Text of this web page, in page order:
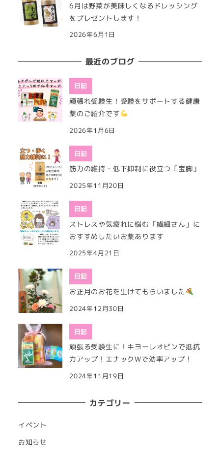
6月は野菜が美味しくなるドレッシング
をプレゼントします！
2026年6月1日
最近のブログ
日記
頑張れ受験生！受験をサポートする健康
薬のご紹介です
2026年1月6日
日記
筋力の維持・低下抑制に役立つ「宝脚」
2025年11月20日
日記
ストレスや気疲れに悩む「繊細さん」に
おすすめしたいお薬あります
2025年4月21日
日記
お正月のお花を生けてもらいました
2024年12月30日
日記
頑張る受験生に！キヨーレオピンで抵抗
力アップ！エナックWで効率アップ！
2024年11月19日
カテゴリー
イベント
お知らせ